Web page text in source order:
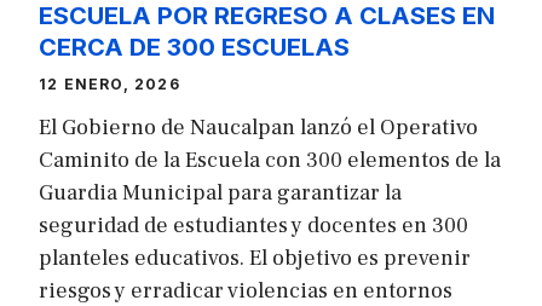
ESCUELA POR REGRESO A CLASES EN
CERCA DE 300 ESCUELAS
12 ENERO, 2026
El Gobierno de Naucalpan lanzó el Operativo
Caminito de la Escuela con 300 elementos de la
Guardia Municipal para garantizar la
seguridad de estudiantes y docentes en 300
planteles educativos. El objetivo es prevenir
riesgos y erradicar violencias en entornos